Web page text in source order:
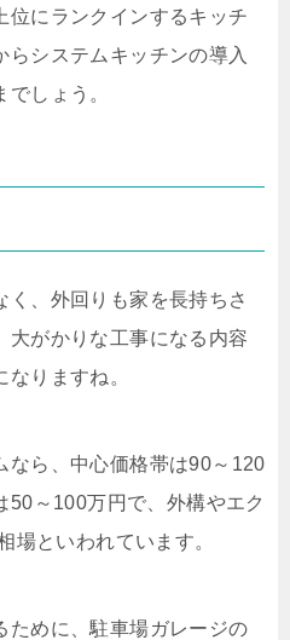
位にランクインするキッチ
らシステムキッチンの導入
しょう。
く、外回りも家を長持ちさ
大がかりな工事になる内容
りますね。
なら、中心価格帯は90～ 120
50 ～ 100万円で、外構やエク
場といわれています。
ために、駐車場ガレージの